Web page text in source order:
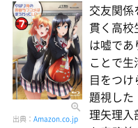
出典： Amazon.co.jp
交友関係
貫く高校
は嘘で
ことで
目をつ
題視した
理矢理入